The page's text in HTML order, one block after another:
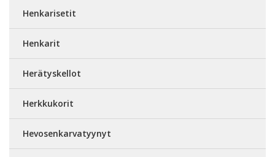
Henkarisetit
Henkarit
Herätyskellot
Herkkukorit
Hevosenkarvatyynyt